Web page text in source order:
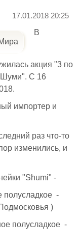
17.01.2018 20:25
В
акция "3 по
С 16
импортер и
раз что-то
изменились, и
"Shumi" -
полусладкое -
)
полусладкое -